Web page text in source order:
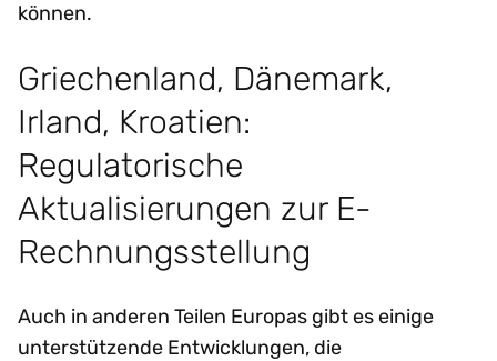
können.
Griechenland, Dänemark,
Irland, Kroatien:
Regulatorische
Aktualisierungen zur E-
Rechnungsstellung
Auch in anderen Teilen Europas gibt es einige
unterstützende Entwicklungen, die